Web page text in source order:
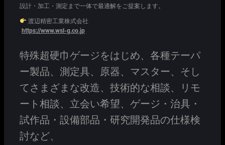
設計・加工・測定まで一体で最適解をご提案します。
渡辺精密工業株式会社
https://www.wsl-g.co.jp
特殊超硬巾ゲージをはじめ、各種テーパ
ー製品、測定具、原器、マスター、そし
てさまざまな改造、技術的な相談、リモ
ート相談、立会い希望、ゲージ・治具・
試作品・設備部品・研究開発品の仕様検
討など、